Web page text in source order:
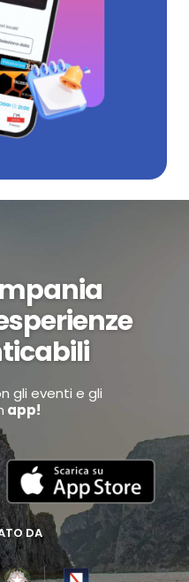
gli eventi e gli
app!
DA